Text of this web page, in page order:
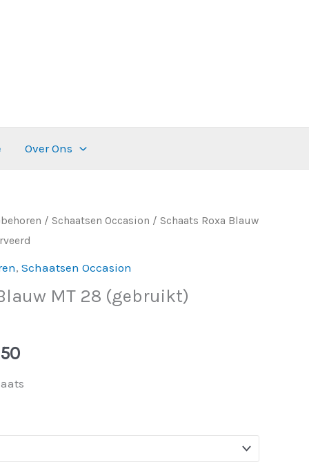
Over Ons
/ Schaatsen Occasion / Schaats Roxa Blauw
, Schaatsen Occasion
MT 28 (gebruikt)
Prijsklasse:
€ 40,00
tot